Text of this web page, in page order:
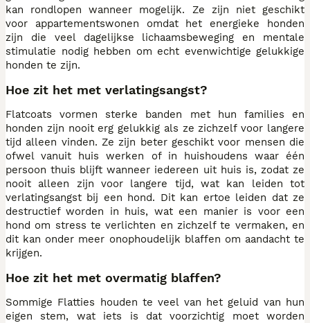
kan rondlopen wanneer mogelijk. Ze zijn niet geschikt
voor appartementswonen omdat het energieke honden
zijn die veel dagelijkse lichaamsbeweging en mentale
stimulatie nodig hebben om echt evenwichtige gelukkige
honden te zijn.
Hoe zit het met verlatingsangst?
Flatcoats vormen sterke banden met hun families en
honden zijn nooit erg gelukkig als ze zichzelf voor langere
tijd alleen vinden. Ze zijn beter geschikt voor mensen die
ofwel vanuit huis werken of in huishoudens waar één
persoon thuis blijft wanneer iedereen uit huis is, zodat ze
nooit alleen zijn voor langere tijd, wat kan leiden tot
verlatingsangst bij een hond. Dit kan ertoe leiden dat ze
destructief worden in huis, wat een manier is voor een
hond om stress te verlichten en zichzelf te vermaken, en
dit kan onder meer onophoudelijk blaffen om aandacht te
krijgen.
Hoe zit het met overmatig blaffen?
Sommige Flatties houden te veel van het geluid van hun
eigen stem, wat iets is dat voorzichtig moet worden